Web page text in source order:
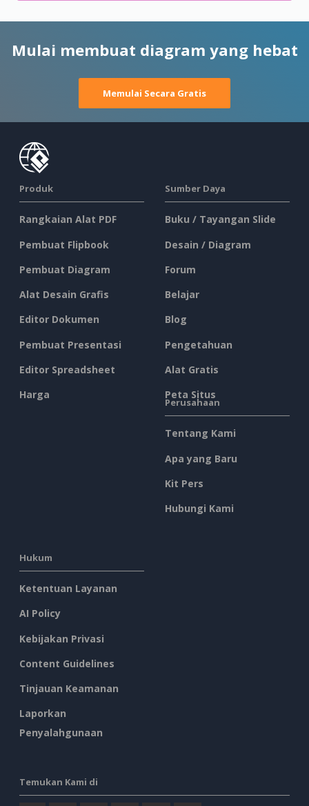
Mulai membuat diagram yang hebat
Memulai Secara Gratis
Produk
Rangkaian Alat PDF
Pembuat Flipbook
Pembuat Diagram
Alat Desain Grafis
Editor Dokumen
Pembuat Presentasi
Editor Spreadsheet
Harga
Sumber Daya
Buku / Tayangan Slide
Desain / Diagram
Forum
Belajar
Blog
Pengetahuan
Alat Gratis
Peta Situs
Perusahaan
Tentang Kami
Apa yang Baru
Kit Pers
Hubungi Kami
Hukum
Ketentuan Layanan
AI Policy
Kebijakan Privasi
Content Guidelines
Tinjauan Keamanan
Laporkan
Penyalahgunaan
Temukan Kami di